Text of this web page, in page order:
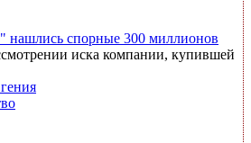
нашлись спорные 300 миллионов
иска компании, купившей